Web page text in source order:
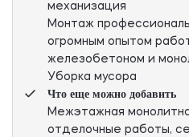
механизация
Монтаж
огромным опытом
железобетоном и
Уборка мусора
Что еще можно добавить
Межэтажная
отделочные работы,